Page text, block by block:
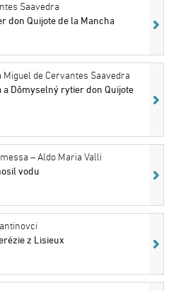
Saavedra
don Quijote de la Mancha
de Cervantes Saavedra
a Dômyselný rytier don Quijote
– Aldo Maria Valli
vodu
z Lisieux